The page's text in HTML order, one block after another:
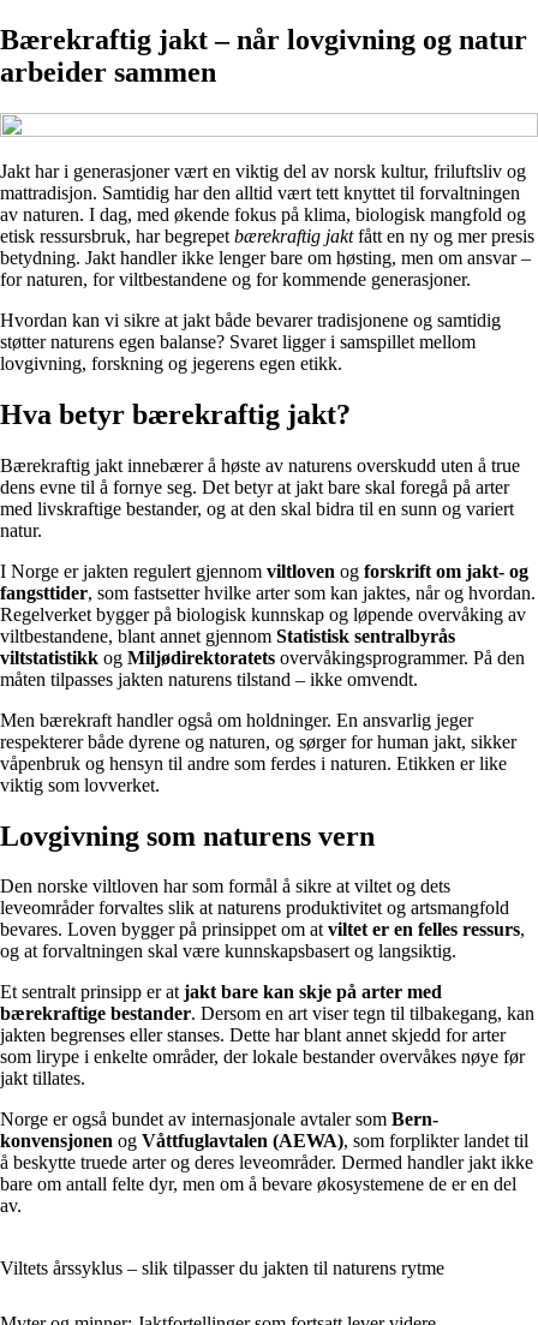
Bærekraftig jakt – når lovgivning og natur
arbeider sammen
Jakt har i generasjoner vært en viktig del av norsk kultur, friluftsliv og
mattradisjon. Samtidig har den alltid vært tett knyttet til forvaltningen
av naturen. I dag, med økende fokus på klima, biologisk mangfold og
etisk ressursbruk, har begrepet bærekraftig jaktfått en ny og mer presis
betydning. Jakt handler ikke lenger bare om høsting, men om ansvar –
for naturen, for viltbestandene og for kommende generasjoner.
Hvordan kan vi sikre at jakt både bevarer tradisjonene og samtidig
støtter naturens egen balanse? Svaret ligger i samspillet mellom
lovgivning, forskning og jegerens egen etikk.
Hva betyr bærekraftig jakt?
Bærekraftig jakt innebærer å høste av naturens overskudd uten å true
dens evne til å fornye seg. Det betyr at jakt bare skal foregå på arter
med livskraftige bestander, og at den skal bidra til en sunn og variert
natur.
I Norge er jakten regulert gjennom viltloven og forskrift om jakt- og
fangsttider, som fastsetter hvilke arter som kan jaktes, når og hvordan.
Regelverket bygger på biologisk kunnskap og løpende overvåking av
viltbestandene, blant annet gjennom Statistisk sentralbyrås
viltstatistikk og Miljødirektoratets overvåkingsprogrammer. På den
måten tilpasses jakten naturens tilstand – ikke omvendt.
Men bærekraft handler også om holdninger. En ansvarlig jeger
respekterer både dyrene og naturen, og sørger for human jakt, sikker
våpenbruk og hensyn til andre som ferdes i naturen. Etikken er like
viktig som lovverket.
Lovgivning som naturens vern
Den norske viltloven har som formål å sikre at viltet og dets
leveområder forvaltes slik at naturens produktivitet og artsmangfold
bevares. Loven bygger på prinsippet om atviltet er en felles ressurs,
og at forvaltningen skal være kunnskapsbasert og langsiktig.
Et sentralt prinsipp er atjakt bare kan skje på arter med
bærekraftige bestander. Dersom en art viser tegn til tilbakegang, kan
jakten begrenses eller stanses. Dette har blant annet skjedd for arter
som lirype i enkelte områder, der lokale bestander overvåkes nøye før
jakt tillates.
Norge er også bundet av internasjonale avtaler som Bern-
konvensjonen og Våttfuglavtalen (AEWA), som forplikter landet til
å beskytte truede arter og deres leveområder. Dermed handler jakt ikke
bare om antall felte dyr, men om å bevare økosystemene de er en del
av.
Viltets årssyklus – slik tilpasser du jakten til naturens rytme